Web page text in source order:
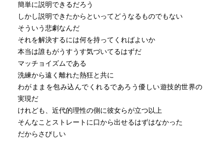
簡単に説明できるだろう
しかし説明できたからといってどうなるものでもない
そういう悲劇なんだ
それを解決するには何を持ってくればよいか
本当は誰もがうすうす気づいてるはずだ
マッチョイズムである
洗練から遠く離れた熱狂と共に
わがままを包み込んでくれるであろう優しい遊技的世界の
実現だ
けれども、近代的理性の側に彼女らが立つ以上
そんなことストレートに口から出せるはずはなかった
だからさびしい